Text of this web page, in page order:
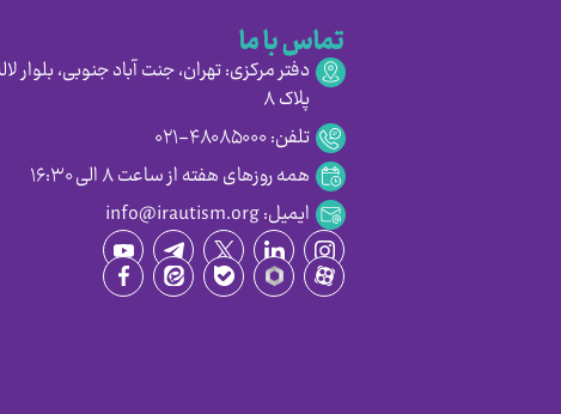
تماس با ما
دفتر مرکزی: تهران، جنت آباد جنوبی، بلوار
پلاک ۸
تلفن: ۴۸۰۸۵۰۰۰-۰۲۱
همه روزهای هفته از ساعت ۸ الی ۱۶:۳۰
ایمیل: info@irautism.org